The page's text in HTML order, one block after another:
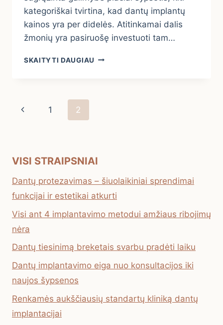
kategoriškai tvirtina, kad dantų implantų
kainos yra per didelės. Atitinkamai dalis
žmonių yra pasiruošę investuoti tam…
SKAITYTI DAUGIAU DANTŲ
Page
Previous
1 2
VISI STRAIPSNIAI
Dantų protezavimas – šiuolaikiniai sprendimai
funkcijai ir estetikai atkurti
Visi ant 4 implantavimo metodui amžiaus ribojimų
nėra
Dantų tiesinimą breketais svarbu pradėti laiku
Dantų implantavimo eiga nuo konsultacijos iki
naujos šypsenos
Renkamės aukščiausių standartų kliniką dantų
implantacijai